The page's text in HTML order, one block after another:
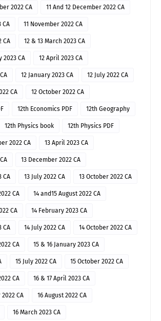
2022 CA 11 And 12 December 2022 CA
CA 11 November 2022 CA
CA 12 & 13 March 2023 CA
2023 CA 12 April 2023 CA
12 January 2023 CA 12 July 2022 CA
CA 12 October 2022 CA
12th Economics PDF 12th Geography
12th Physics book 12th Physics PDF
2022 CA 13 April 2023 CA
13 December 2022 CA
CA 13 July 2022 CA 13 October 2022 CA
CA 14 and15 August 2022 CA
CA 14 February 2023 CA
CA 14 July 2022 CA 14 October 2022 CA
CA 15 & 16 January 2023 CA
15 July 2022 CA 15 October 2022 CA
CA 16 & 17 April 2023 CA
CA 16 August 2022 CA
16 March 2023 CA